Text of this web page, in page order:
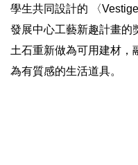
學生共同設計的 〈
發展中心工藝新趣計畫的
土石重新做為可用建材，
為有質感的生活道具。